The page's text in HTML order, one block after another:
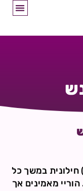
) חילונית במשך כל
מאמינים אך